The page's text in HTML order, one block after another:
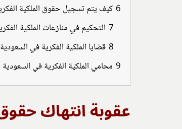
6 كيف يتم تسجيل حقوق الملكية
7 التحكيم في منازعات الملكية
8 قضايا الملكية الفكرية في السعودية
9 محامي الملكية الفكرية في السعودية
عقوبة انتهاك